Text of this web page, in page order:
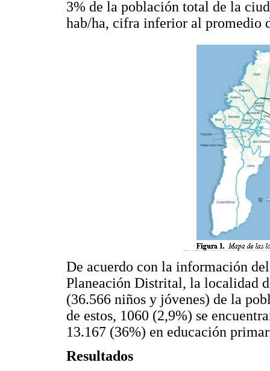
3% de la población total de la
hab/ha, cifra inferior al promedio
De acuerdo con la información
Planeación Distrital, la localidad
(36.566 niños y jóvenes) de la
de estos, 1060 (2,9%) se
13.167 (36%) en educación
Resultados